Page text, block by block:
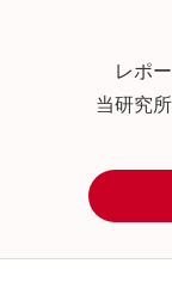
レポ
当研究